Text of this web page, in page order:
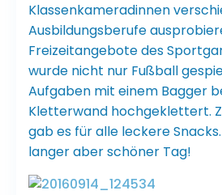
Klassenkameradinnen
Ausbildungsberufe
Freizeitangebote des
wurde nicht nur Fußball
Aufgaben mit einem Bagger
Kletterwand hochgeklettert.
gab es für alle leckere
langer aber schöner Tag!